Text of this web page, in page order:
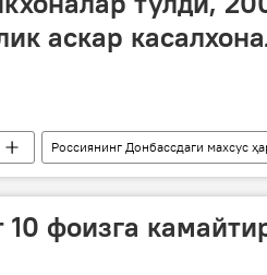
аскар
Россиянинг Донбассдаги махсус
10 фоизга